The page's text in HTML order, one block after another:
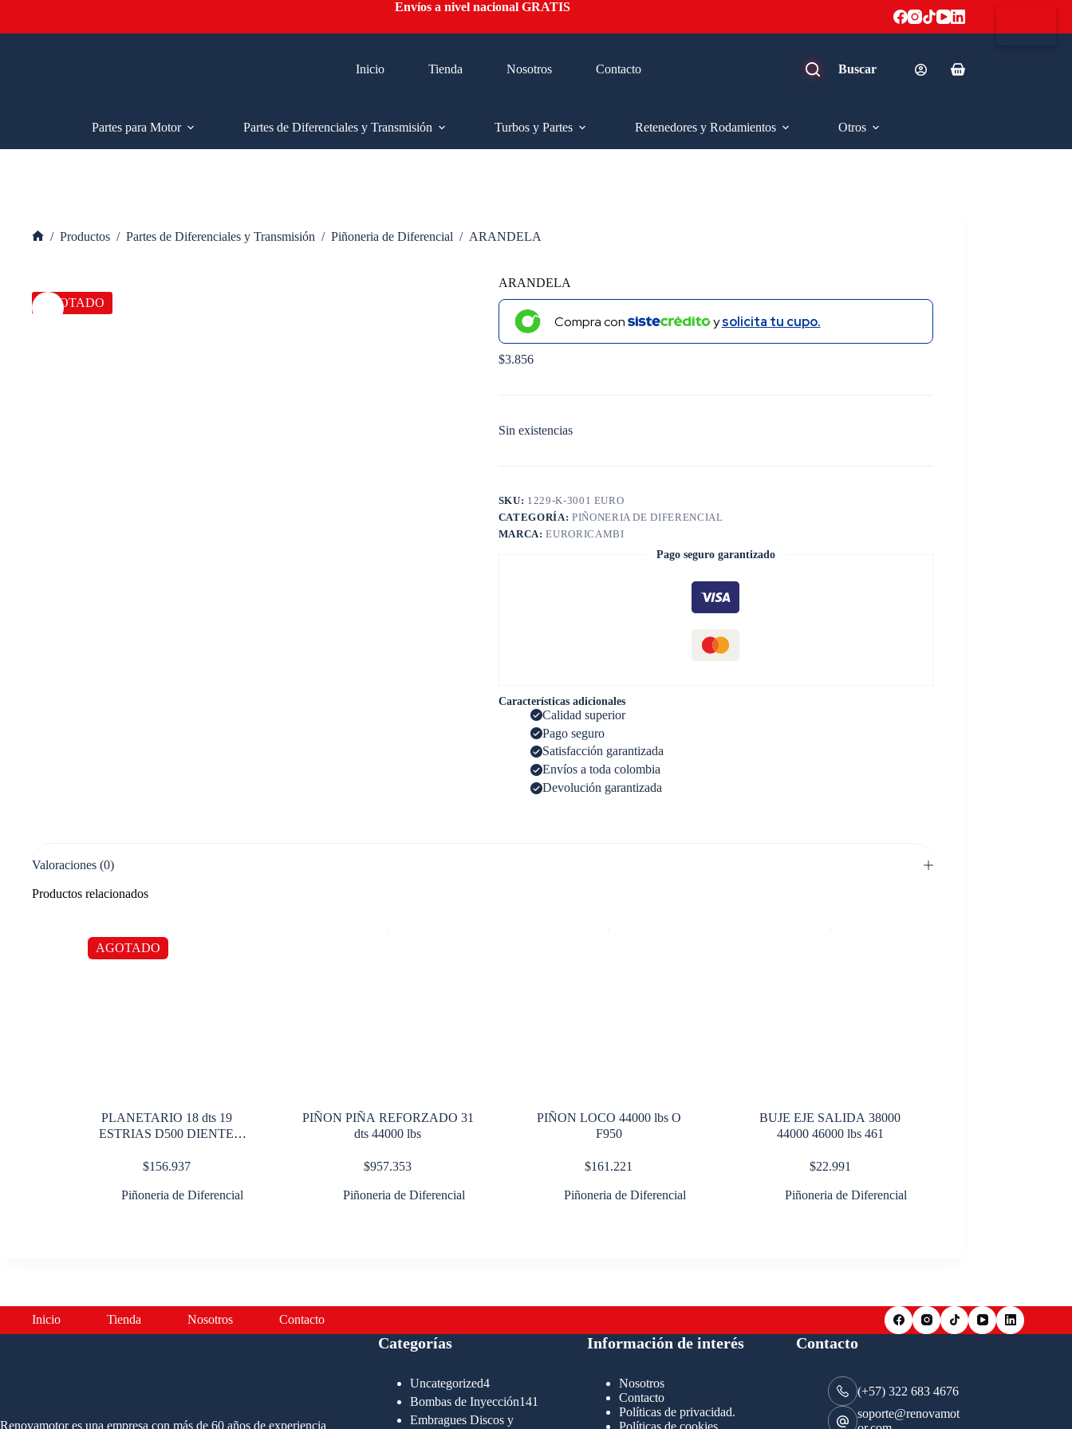
contenido
Envíos a nivel nacional GRATIS
Inicio Tienda Nosotros Contacto
Carro
Partes para Motor
Partes de Diferenciales y Transmisión Turbos y Partes Retenedores y Rodamientos Otros
/ Productos / Partes de Diferenciales y Transmisión / Piñoneria de Diferencial / ARANDELA
AGOTADO
ARANDELA
Compra con ysolicita tu cupo.
$3.856
Sin existencias
SKU: 1229-K-3001 EURO
CATEGORÍA: PIÑONERIA DE DIFERENCIAL
MARCA:EURORICAMBI
Pago seguro garantizado
Características adicionales
Calidad superior
Pago seguro
Satisfacción garantizada
Envíos a toda colombia
Devolución garantizada
Valoraciones (0)
Productos relacionados
AGOTADO
PLANETARIO 18 dts 19
ESTRIAS D500 DIENTE
$156.937
Piñoneria de Diferencial
PIÑON PIÑA REFORZADO 31
dts 44000 lbs
$957.353
Piñoneria de Diferencial
PIÑON LOCO 44000 lbs O
F950
$161.221
Piñoneria de Diferencial
BUJE EJE SALIDA 38000
44000 46000 lbs 461
$22.991
Piñoneria de Diferencial
Inicio Tienda Nosotros Contacto
Renovamotor es una empresa con más de 60 años de experiencia
Categorías
Uncategorized44
productos
Bombas de Inyección141
Embragues Discos y
Información de interés
Nosotros
Contacto
Políticas de privacidad.
Políticas de cookies
Contacto
(+57) 322 683 4676
soporte@renovamot